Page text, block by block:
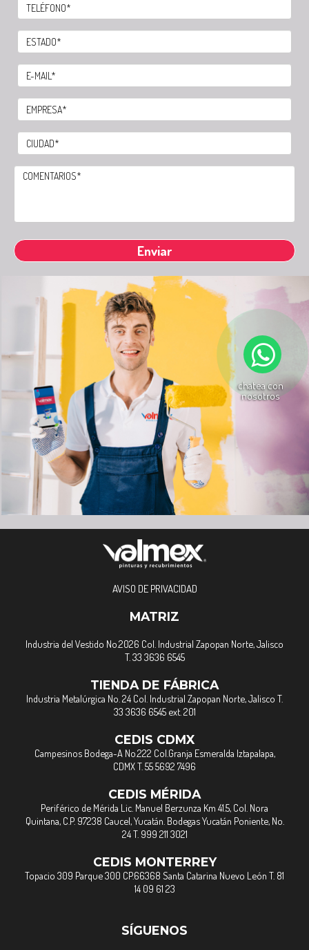
chatea con
nosotros
AVISO DE PRIVACIDAD
MATRIZ
Industria del Vestido No.2026 Col. Industrial Zapopan Norte, Jalisco
T. 33 3636 6545
TIENDA DE FÁBRICA
Industria Metalúrgica No. 24 Col. Industrial Zapopan Norte, Jalisco T.
33 3636 6545 ext. 201
CEDIS CDMX
Campesinos Bodega-A No.222 Col.Granja Esmeralda Iztapalapa,
CDMX T. 55 5692 7496
CEDIS MÉRIDA
Periférico de Mérida Lic. Manuel Berzunza Km 41.5, Col. Nora
Quintana, C.P. 97238 Caucel, Yucatán. Bodegas Yucatán Poniente, No.
24 T. 999 211 3021
CEDIS MONTERREY
Topacio 309 Parque 300 CP.66368 Santa Catarina Nuevo León T. 81
14 09 61 23
SÍGUENOS